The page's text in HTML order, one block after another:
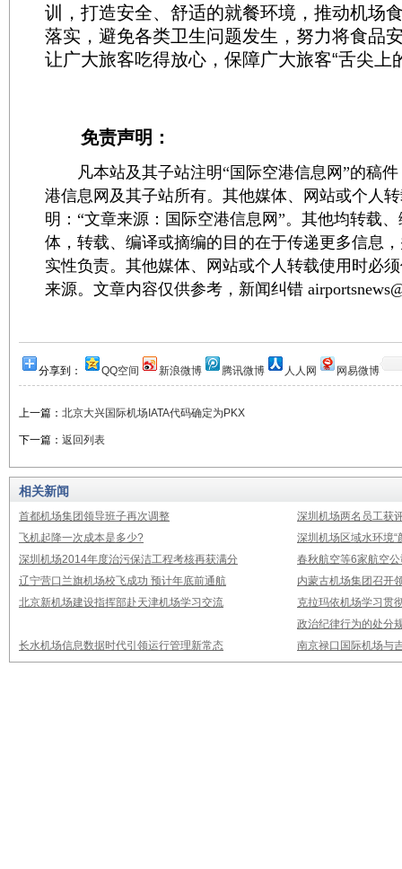
训，打造安全、舒适的就餐环境，推动机场
落实，避免各类卫生问题发生，努力将食品
让广大旅客吃得放心，保障广大旅客“舌尖上
免责声明：
凡本站及其子站注明“国际空港信息网”的稿件
港信息网及其子站所有。其他媒体、网站或个人
明：“文章来源：国际空港信息网”。其他均转载
体，转载、编译或摘编的目的在于传递更多信息
实性负责。其他媒体、网站或个人转载使用时必
来源。文章内容仅供参考，新闻纠错
分享到： QQ空间 新浪微博 腾讯微博 人人网 网易微博
上一篇： 北京大兴国际机场IATA代码确定为PKX
下一篇： 返回列表
相关新闻
首都机场集团领导班子再次调整
深圳机场两名员工获
飞机起降一次成本是多少?
深圳机场区域水环境“
深圳机场2014年度治污保洁工程考核再获满分
春秋航空等6家航空
辽宁营口兰旗机场校飞成功 预计年底前通航
内蒙古机场集团召开
北京新机场建设指挥部赴天津机场学习交流
克拉玛依机场学习贯
政治纪律行为的处分
长水机场信息数据时代引领运行管理新常态
南京禄口国际机场与